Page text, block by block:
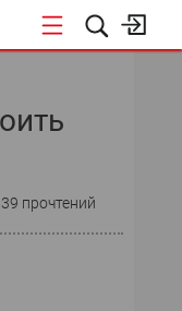
прочтений